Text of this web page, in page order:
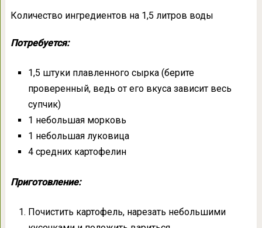
Количество ингредиентов на 1,5 литров воды
Потребуется:
1,5 штуки плавленного сырка (берите
проверенный, ведь от его вкуса зависит весь
супчик)
1 небольшая морковь
1 небольшая луковица
4 средних картофелин
Приготовление:
Почистить картофель, нарезать небольшими